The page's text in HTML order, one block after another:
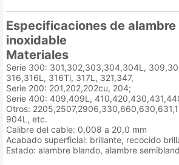
Especificaciones de
inoxidable
Materiales
Serie 300: 301,302,303,304,304L,
316,316L, 316Ti, 317L, 321,347,
Serie 200: 201,202,202cu, 204;
Serie 400: 409,409L,
Otros:
904L, etc.
Calibre del cable: 0,008 a 20,0 mm
Acabado superficial: brillante, recocido
Estado: alambre blando, alambre